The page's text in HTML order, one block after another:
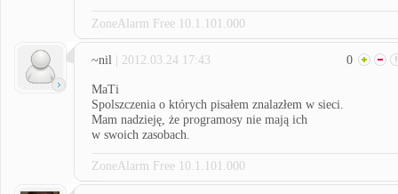
ZoneAlarm Free 10.1.101.000
~nil | 2012.03.24 17:43 0
MaTi
Spolszczenia o których pisałem znalazłem w sieci.
Mam nadzieję, że programosy nie mają ich
w swoich zasobach.
ZoneAlarm Free 10.1.101.000